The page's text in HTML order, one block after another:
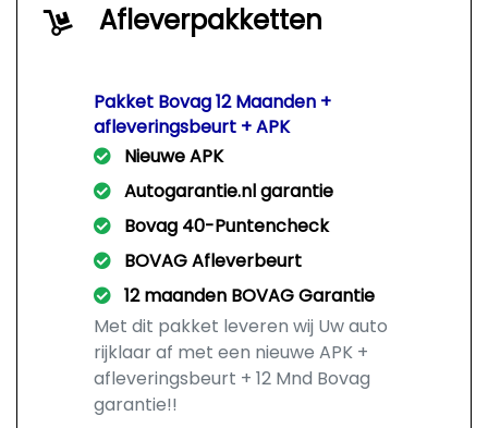
Afleverpakketten
Pakket Bovag 12 Maanden +
afleveringsbeurt + APK
Nieuwe APK
Autogarantie.nl garantie
Bovag 40-Puntencheck
BOVAG Afleverbeurt
12 maanden BOVAG Garantie
Met dit pakket leveren wij Uw auto
rijklaar af met een nieuwe APK +
afleveringsbeurt + 12 Mnd Bovag
garantie!!